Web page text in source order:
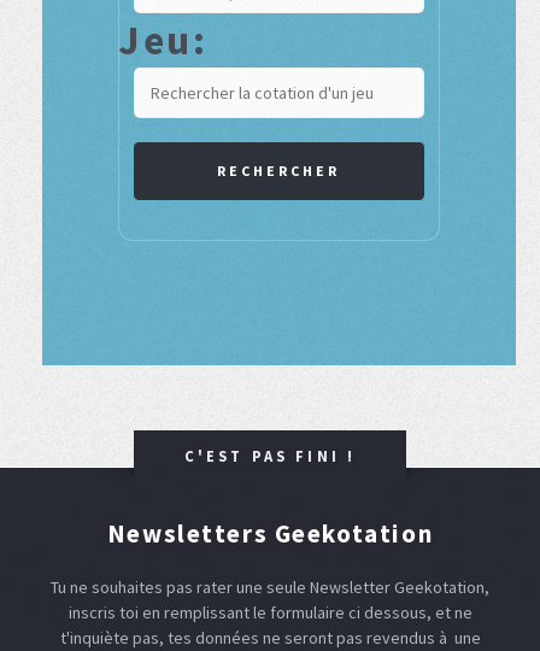
Jeu:
RECHERCHER
C'EST PAS FINI !
Newsletters Geekotation
Tu ne souhaites pas rater une seule Newsletter Geekotation,
inscris toi en remplissant le formulaire ci dessous, et ne
t'inquiète pas, tes données ne seront pas revendus à une